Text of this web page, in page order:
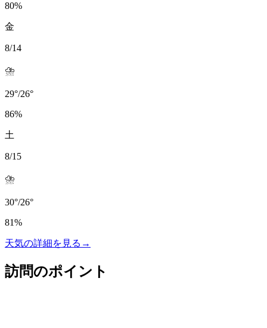
80%
金
8/14
⛈️
29°/26°
86%
土
8/15
⛈️
30°/26°
81%
天気の詳細を見る →
訪問のポイント